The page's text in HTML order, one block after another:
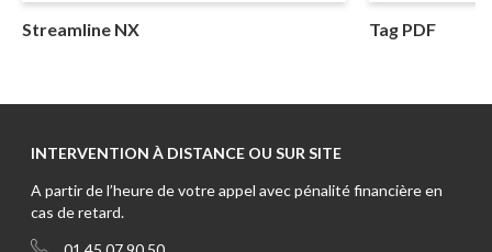
Streamline NX Tag PDF
INTERVENTION À DISTANCE OU SUR SITE
A partir de l’heure de votre appel avec pénalité financière en
cas de retard.